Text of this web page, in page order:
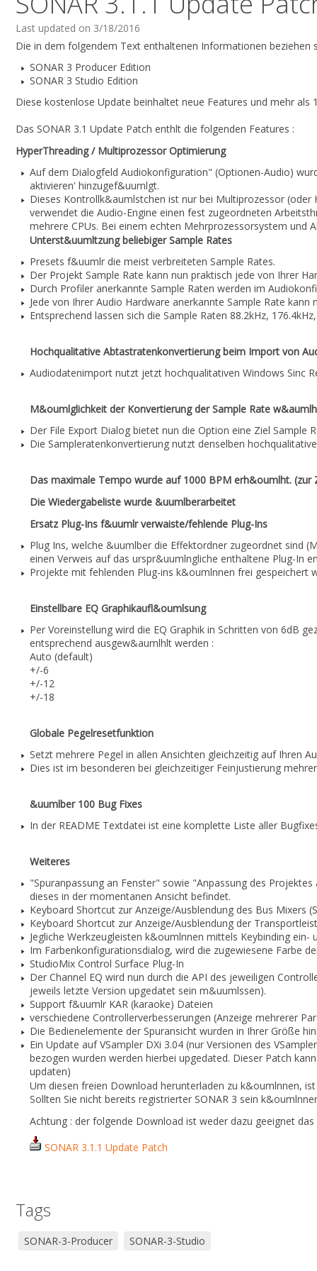
Last updated on 3/18/2016
Die in dem folgendem Text enthaltenen Informationen beziehen
SONAR 3 Producer Edition
SONAR 3 Studio Edition
Diese kostenlose Update beinhaltet neue Features und mehr
Das SONAR 3.1 Update Patch enthlt die folgenden Features :
HyperThreading / Multiprozessor Optimierung
Auf dem Dialogfeld Audiokonfiguration" (Optionen-Audio)
aktivieren' hinzugef&uumlgt.
Dieses Kontrollk&aumlstchen ist nur bei Multiprozessor
verwendet die Audio-Engine einen fest zugeordneten
mehrere CPUs. Bei einem echten Mehrprozessorsystem und
Unterst&uumltzung beliebiger Sample Rates
Presets f&uumlr die meist verbreiteten Sample Rates.
Der Projekt Sample Rate kann nun praktisch jede von Ihrer
Durch Profiler anerkannte Sample Raten werden im
Jede von Ihrer Audio Hardware anerkannte Sample Rate kann
Entsprechend lassen sich die Sample Raten 88.2kHz,
Hochqualitative Abtastratenkonvertierung beim Import von
Audiodatenimport nutzt jetzt hochqualitativen Windows Sinc
M&oumlglichkeit der Konvertierung der Sample Rate
Der File Export Dialog bietet nun die Option eine Ziel Sample
Die Sampleratenkonvertierung nutzt denselben
Das maximale Tempo wurde auf 1000 BPM erh&oumlht. (zur
Die Wiedergabeliste wurde &uumlberarbeitet
Ersatz Plug-Ins f&uumlr verwaiste/fehlende Plug-Ins
Plug Ins, welche &uumlber die Effektordner zugeordnet sind
einen Verweis auf das urspr&uumlngliche enthaltene Plug-In
Projekte mit fehlenden Plug-ins k&oumlnnen frei gespeichert
Einstellbare EQ Graphikaufl&oumlsung
Per Voreinstellung wird die EQ Graphik in Schritten von 6dB
entsprechend ausgew&aumlhlt werden :
Auto (default)
+/-6
+/-12
+/-18
Globale Pegelresetfunktion
Setzt mehrere Pegel in allen Ansichten gleichzeitig auf Ihren
Dies ist im besonderen bei gleichzeitiger Feinjustierung
&uumlber 100 Bug Fixes
In der README Textdatei ist eine komplette Liste aller
Weiteres
"Spuranpassung an Fenster" sowie "Anpassung des
dieses in der momentanen Ansicht befindet.
Keyboard Shortcut zur Anzeige/Ausblendung des Bus Mixers
Keyboard Shortcut zur Anzeige/Ausblendung der
Jegliche Werkzeugleisten k&oumlnnen mittels Keybinding ein-
Im Farbenkonfigurationsdialog, wird die zugewiesene Farbe
StudioMix Control Surface Plug-In
Der Channel EQ wird nun durch die API des jeweiligen
jeweils letzte Version upgedatet sein m&uumlssen).
Support f&uumlr KAR (karaoke) Dateien
verschiedene Controllerverbesserungen (Anzeige mehrerer
Die Bedienelemente der Spuransicht wurden in Ihrer Größe
Ein Update auf VSampler DXi 3.04 (nur Versionen des
bezogen wurden werden hierbei upgedated. Dieser Patch
updaten)
Um diesen freien Download herunterladen zu k&oumlnnen,
Sollten Sie nicht bereits registrierter SONAR 3 sein
Achtung : der folgende Download ist weder dazu geeignet
SONAR 3.1.1 Update Patch
Tags
SONAR-3-Producer SONAR-3-Studio